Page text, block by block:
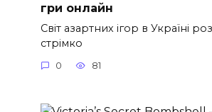
гри онлайн
Світ азартних ігор в Україні
стрімко
0 81